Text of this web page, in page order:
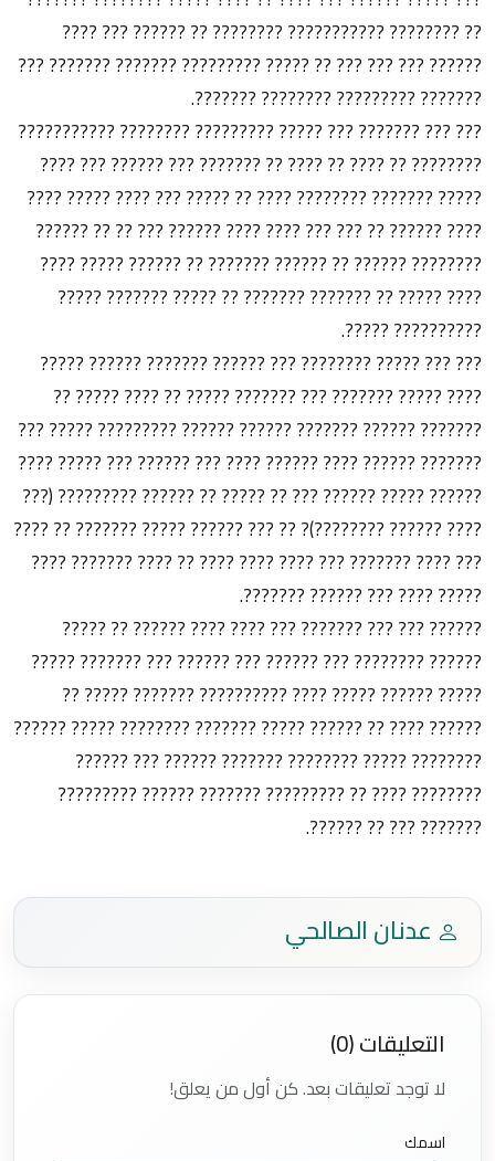
?? ???????? ??????????? ???????? ?? ?????? ??? ????
?????? ??? ??? ??? ?? ????? ????????? ??????? ??????? ???
??????? ????????? ???????? ???????.
??? ??? ??????? ??? ????? ????????? ???????? ???????????
???????? ?? ???? ?? ???? ?? ??????? ??? ?????? ??? ????
????? ??????? ???????? ???? ?? ????? ??? ???? ????? ????
???? ?????? ?? ??? ??? ???? ???? ?????? ??? ?? ?? ??????
???????? ?????? ?? ?????? ??????? ?? ?????? ????? ????
???? ????? ?? ??????? ??????? ?? ????? ??????? ?????
?????????? ?????.
??? ??? ????? ???????? ??? ?????? ??????? ?????? ?????
???? ????? ??????? ??? ??????? ????? ?? ???? ????? ??
??????? ?????? ??????? ?????? ?????? ????????? ????? ???
??????? ?????? ???? ?????? ???? ??? ?????? ??? ????? ????
?????? ????? ?????? ??? ?? ????? ?? ?????? ????????? (???
???? ?????? ????????)? ?? ??? ?????? ????? ??????? ?? ????
??? ???? ??????? ??? ???? ???? ???? ?? ???? ??????? ????
????? ???? ??? ?????? ???????.
?????? ??? ??? ??????? ??? ???? ???? ?????? ?? ?????
?????? ???????? ??? ?????? ??? ?????? ??? ??????? ?????
????? ?????? ????? ???? ?????????? ??????? ????? ??
?????? ???? ?? ?????? ????? ??????? ???????? ????? ??????
???????? ????? ???????? ??????? ?????? ??? ??????
???????? ???? ?? ????????? ??????? ?????? ?????????
??????? ??? ?? ??????.
عدنان الصالحي
التعليقات (0)
لا توجد تعليقات بعد. كن أول من يعلق!
اسمك